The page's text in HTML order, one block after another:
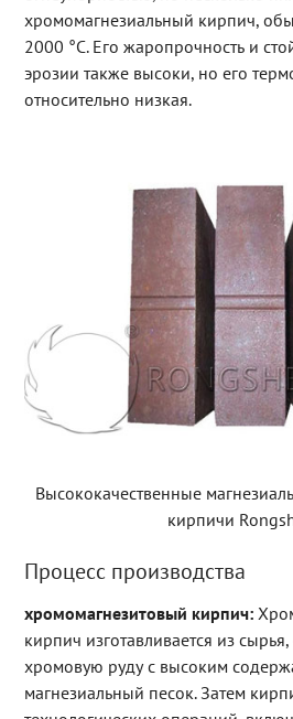
хромомагнезиальный кирпич,
2000 °C. Его жаропрочность и
эрозии также высоки, но его
относительно низкая.
Высококачественные
кирпичи
Процесс производства
хромомагнезитовый кирпич:
кирпич изготавливается из
хромовую руду с высоким
магнезиальный песок. Затем